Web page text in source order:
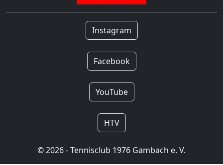
Instagram
Facebook
YouTube
HTV
© 2026 - Tennisclub 1976 Gambach e. V.